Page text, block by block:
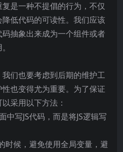
是一种不提倡的行为，不仅
低代码的可读性。我们应该
抽象出来成为一个组件或者
们也要考虑到后期的维护工
也变得尤为重要。为了保证
采用以下方法：
中写JS代码，而是将JS逻辑写
时候，避免使用全局变量，避